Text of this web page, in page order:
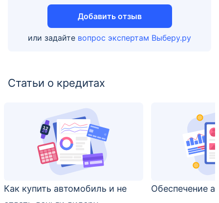
Добавить отзыв
или задайте вопрос экспертам Выберу.ру
Статьи о кредитах
Как купить автомобиль и не
Обеспечение